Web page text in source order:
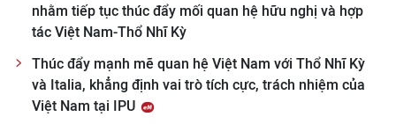
nhằm tiếp tục thúc đẩy mối quan hệ hữu nghị và hợp
tác Việt Nam-Thổ Nhĩ Kỳ
Thúc đẩy mạnh mẽ quan hệ Việt Nam với Thổ Nhĩ Kỳ
và Italia, khẳng định vai trò tích cực, trách nhiệm của
Việt Nam tại IPU